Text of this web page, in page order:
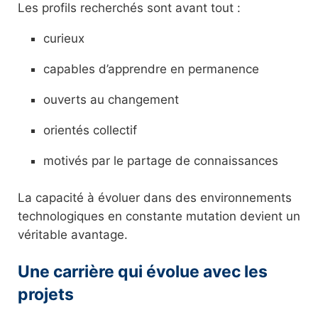
Les profils recherchés sont avant tout :
curieux
capables d’apprendre en permanence
ouverts au changement
orientés collectif
motivés par le partage de connaissances
La capacité à évoluer dans des environnements
technologiques en constante mutation devient un
véritable avantage.
Une carrière qui évolue avec les
projets